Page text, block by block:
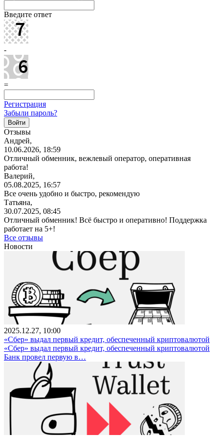
Введите ответ
-
=
Регистрация
Забыли пароль?
Отзывы
Андрей,
10.06.2026, 18:59
Отличный обменник, вежлевый оператор, оперативная
работа!
Валерий,
05.08.2025, 16:57
Все очень удобно и быстро, рекомендую
Татьяна,
30.07.2025, 08:45
Отличный обменник! Всё быстро и оперативно! Поддержка
работает на 5+!
Все отзывы
Новости
2025.12.27, 10:00
«Сбер» выдал первый кредит, обеспеченный криптовалютой
«Сбер» выдал первый кредит, обеспеченный криптовалютой
Банк провел первую в…